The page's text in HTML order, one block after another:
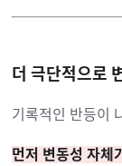
더 극단적으로
기록적인 반등이
먼저 변동성 자체